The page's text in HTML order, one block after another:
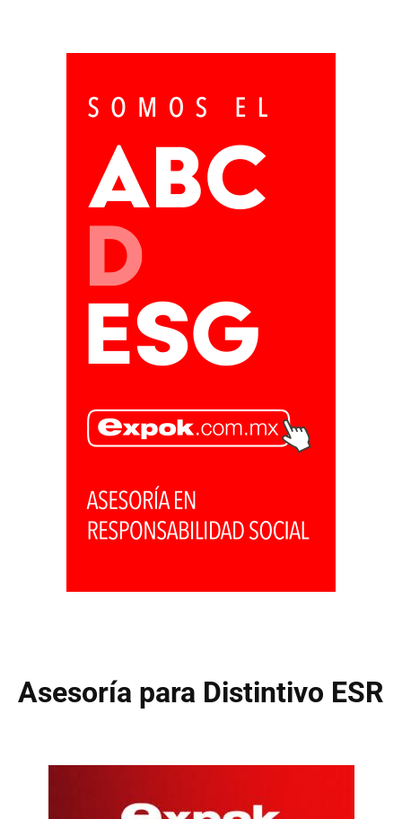
Asesoría para Distintivo ESR